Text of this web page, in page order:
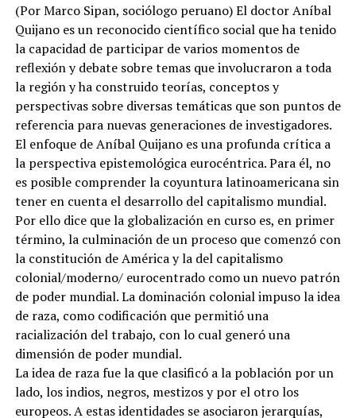
(Por Marco Sipan, sociólogo peruano) El doctor Aníbal
Quijano es un reconocido científico social que ha tenido
la capacidad de participar de varios momentos de
reflexión y debate sobre temas que involucraron a toda
la región y ha construido teorías, conceptos y
perspectivas sobre diversas temáticas que son puntos de
referencia para nuevas generaciones de investigadores.
El enfoque de Aníbal Quijano es una profunda crítica a
la perspectiva epistemológica eurocéntrica. Para él, no
es posible comprender la coyuntura latinoamericana sin
tener en cuenta el desarrollo del capitalismo mundial.
Por ello dice que la globalización en curso es, en primer
término, la culminación de un proceso que comenzó con
la constitución de América y la del capitalismo
colonial/moderno/ eurocentrado como un nuevo patrón
de poder mundial. La dominación colonial impuso la idea
de raza, como codificación que permitió una
racialización del trabajo, con lo cual generó una
dimensión de poder mundial.
La idea de raza fue la que clasificó a la población por un
lado, los indios, negros, mestizos y por el otro los
europeos. A estas identidades se asociaron jerarquías,